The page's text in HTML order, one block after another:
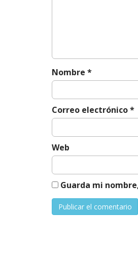
n
t
a
d
s
Nombre *
Correo electrónico*
Web
Guarda mi